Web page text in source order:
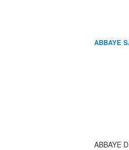
ABBAYE
ABBAYE